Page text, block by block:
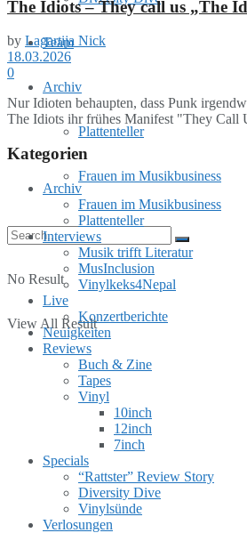
Team
Archiv
Plattenteller
Frauen im Musikbusiness
No Result
View All Result
The Idiots – They call us „The
by Lagartija Nick
18.03.2026
0
Nur Idioten behaupten, dass Punk
The Idiots ihr frühes Manifest "They Call
Kategorien
Archiv
Frauen im Musikbusiness
Plattenteller
Interviews
Musik trifft Literatur
MusInclusion
Vinylkeks4Nepal
Live
Konzertberichte
Neuigkeiten
Reviews
Buch & Zine
Tapes
Vinyl
10inch
12inch
7inch
Specials
“Rattster” Review Story
Diversity Dive
Vinylsünde
Verlosungen